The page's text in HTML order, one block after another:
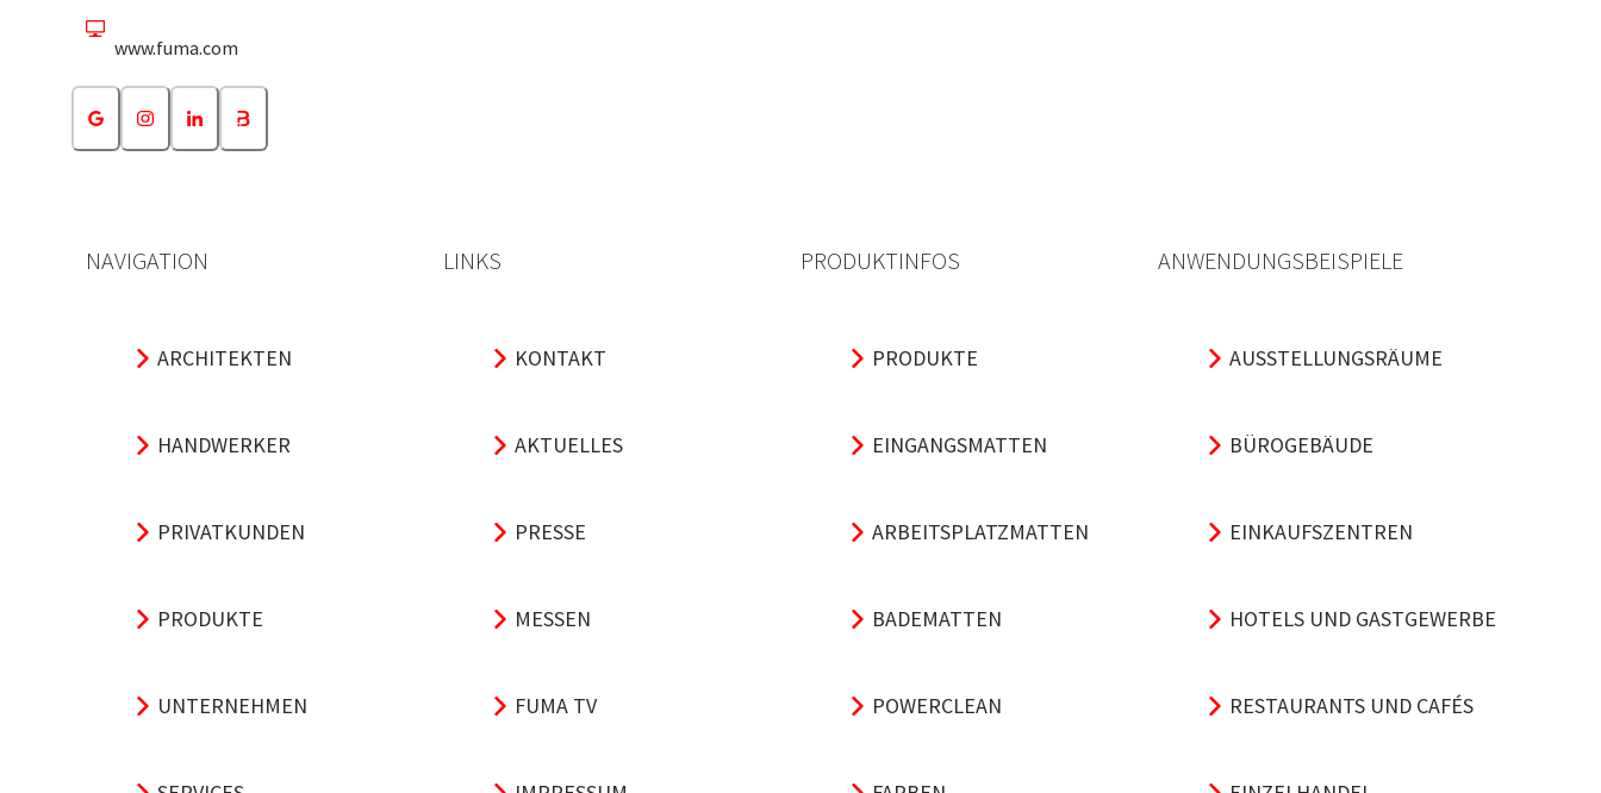
www.fuma.com
NAVIGATION
ARCHITEKTEN
HANDWERKER
PRIVATKUNDEN
PRODUKTE
UNTERNEHMEN
LINKS
KONTAKT
AKTUELLES
PRESSE
MESSEN
FUMA TV
PRODUKTINFOS
PRODUKTE
EINGANGSMATTEN
ARBEITSPLATZMATTEN
BADEMATTEN
POWERCLEAN
ANWENDUNGSBEISPIELE
AUSSTELLUNGSRÄUME
BÜROGEBÄUDE
EINKAUFSZENTREN
HOTELS UND GASTGEWERBE
RESTAURANTS UND CAFÉS